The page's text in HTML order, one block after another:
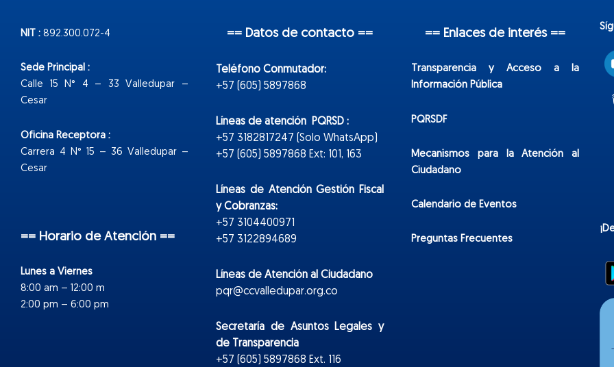
NIT : 892.300.072-4
Sede Principal :
Calle 15 N° 4 – 33 Valledupar –
Cesar
Oficina Receptora :
Carrera 4 N° 15 – 36 Valledupar –
Cesar
== Horario de Atención ==
Lunes a Viernes
8:00 am – 12:00 m
2:00 pm – 6:00 pm
== Datos de contacto ==
Teléfono Conmutador:
+57 (605) 5897868
Líneas de atención PQRSD :
+57 3182817247 (Solo WhatsApp)
+57 (605) 5897868 Ext: 101, 163
Líneas de Atención Gestión Fiscal
y Cobranzas:
+57 3104400971
+57 3122894689
Líneas de Atención al Ciudadano
pqr@ccvalledupar.org.co
Secretaría de Asuntos Legales y
de Transparencia
+57 (605) 5897868 Ext. 116
== Enlaces de interés ==
Transparencia y Acceso a la
Información Pública
PQRSDF
Mecanismos para la Atención al
Ciudadano
Calendario de Eventos
Preguntas Frecuentes